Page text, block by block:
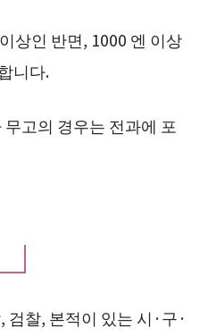
이상인 반면, 1000 엔 이상
니다.
고의 경우는 전과에 포
검찰, 본적이 있는 시·구·